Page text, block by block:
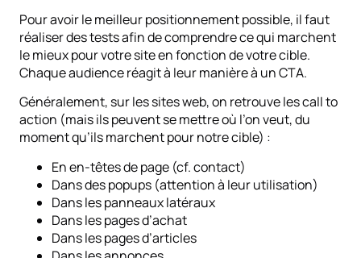
Pour avoir le meilleur positionnement possible, il faut
réaliser des tests afin de comprendre ce qui marchent
le mieux pour votre site en fonction de votre cible.
Chaque audience réagit à leur manière à un CTA.
Généralement, sur les sites web, on retrouve les call to
action (mais ils peuvent se mettre où l’on veut, du
moment qu’ils marchent pour notre cible) :
En en-têtes de page (cf. contact)
Dans des popups (attention à leur utilisation)
Dans les panneaux latéraux
Dans les pages d’achat
Dans les pages d’articles